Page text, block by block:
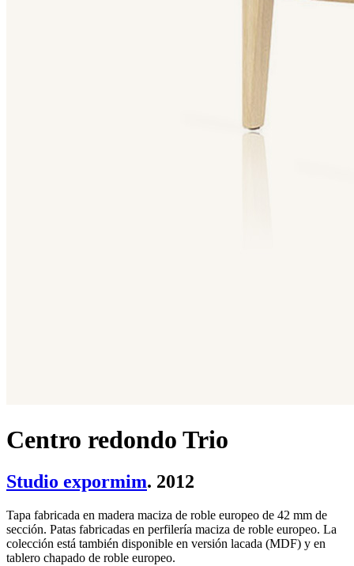
Centro redondo Trio
Studio expormim. 2012
Tapa fabricada en madera maciza de roble europeo de 42 mm de
sección. Patas fabricadas en perfilería maciza de roble europeo. La
colección está también disponible en versión lacada (MDF) y en
tablero chapado de roble europeo.